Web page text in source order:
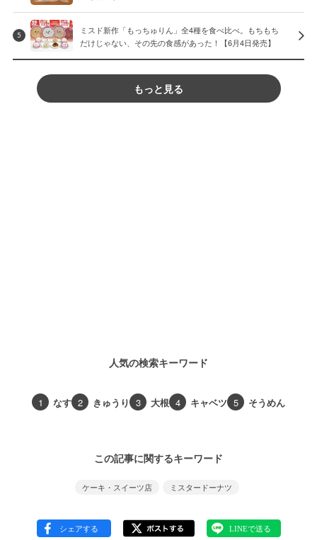
5
ミスド新作「もっちゅりん」全4種を食べ比べ。もちもち
だけじゃない、その先の食感があった！【6月4日発売】
もっと見る
人気の検索キーワード
1 なす 2 きゅうり 3 大根 4 キャベツ 5 そうめん
この記事に関するキーワード
ケーキ・スイーツ店 ミスタードーナツ